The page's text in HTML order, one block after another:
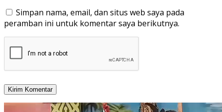
Simpan nama, email, dan situs web saya pada
peramban ini untuk komentar saya berikutnya.